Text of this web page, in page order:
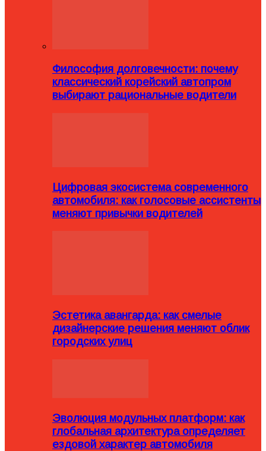
Философия долговечности: почему
классический корейский автопром
выбирают рациональные водители
Цифровая экосистема современного
автомобиля: как голосовые ассистенты
меняют привычки водителей
Эстетика авангарда: как смелые
дизайнерские решения меняют облик
городских улиц
Эволюция модульных платформ: как
глобальная архитектура определяет
ездовой характер автомобиля